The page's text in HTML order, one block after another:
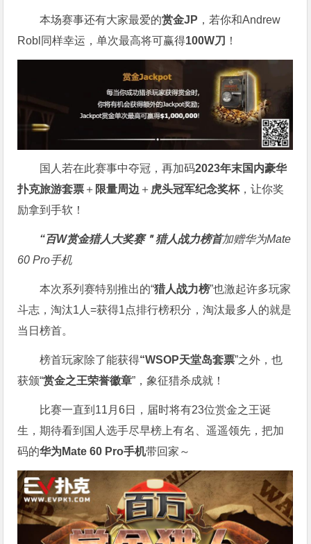
本场赛事还有大家最爱的赏金JP ，若你和Andrew
Robl同样幸运，单次最高将可赢得100W刀 ！
国人若在此赛事中夺冠，再加码2023年末国内豪华
扑克旅游套票 ＋ 限量周边 ＋ 虎头冠军纪念奖杯，让你奖
励拿到手软！
“百W赏金猎人大奖赛＂猎人战力榜首加赠华为Mate
60 Pro手机
本次系列赛特别推出的“猎人战力榜”也激起许多玩家
斗志，淘汰1人=获得1点排行榜积分，淘汰最多人的就是
当日榜首。
榜首玩家除了能获得“WSOP天堂岛套票”之外，也
获颁“赏金之王荣誉徽章”，象征猎杀成就！
比赛一直到11月6日，届时将有23位赏金之王诞
生，期待看到国人选手尽早榜上有名、遥遥领先，把加
码的华为Mate 60 Pro手机带回家～